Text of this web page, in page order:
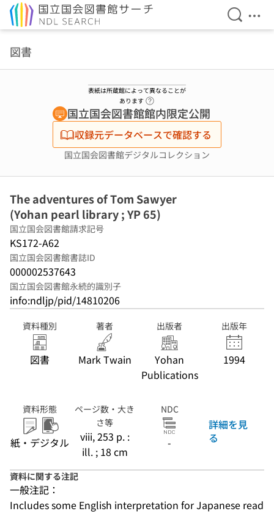
検索を
メ
図書
表紙は所蔵館によって異なることが
あります
国立国会図書館館内限定公開
収録元データベースで確認する
国立国会図書館デジタルコレクション
The adventures of Tom Sawyer
(Yohan pearl library ; YP 65)
国立国会図書館請求記号
KS172-A62
国立国会図書館書誌ID
000002537643
国立国会図書館永続的識別子
info:ndljp/pid/14810206
資料種別
図書
著者
Mark Twain
出版者
Yohan
Publications
出版年
1994
資料形態
紙・デジタル
ページ数・大き
さ等
viii, 253 p. :
ill. ; 18 cm
NDC
-
詳細を見
る
資料に関する注記
一般注記：
Includes some English interpretation for Japanese read